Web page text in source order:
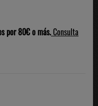
por 80€ o más.Consulta